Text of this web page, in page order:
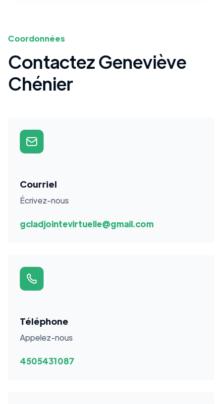
Coordonnées
Contactez Geneviève
Chénier
Courriel
Écrivez-nous
gcladjointevirtuelle@gmail.com
Téléphone
Appelez-nous
4505431087